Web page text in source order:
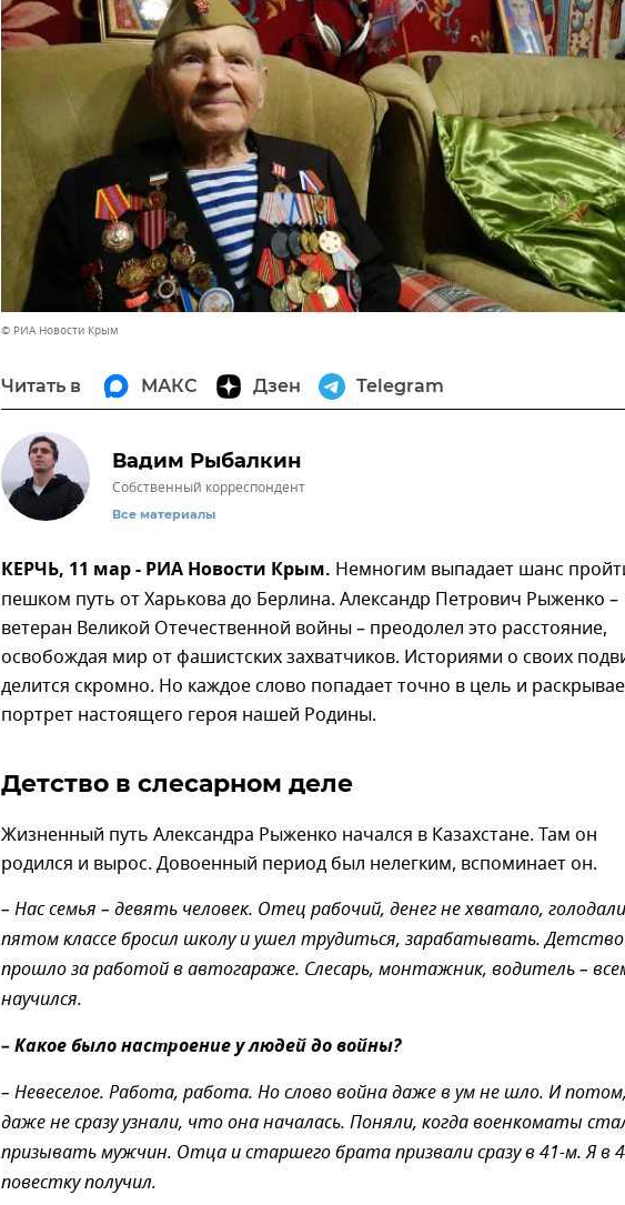
© РИА Новости Крым
Читать в МАКС Дзен Telegram
Вадим Рыбалкин
Собственный корреспондент
Все материалы
КЕРЧЬ, 11 мар - РИА Новости Крым. Немногим выпадает шанс
пешком путь от Харькова до Берлина. Александр Петрович Рыженко –
ветеран Великой Отечественной войны – преодолел это расстояние,
освобождая мир от фашистских захватчиков. Историями о своих
делится скромно. Но каждое слово попадает точно в цель и
портрет настоящего героя нашей Родины.
Детство в слесарном деле
Жизненный путь Александра Рыженко начался в Казахстане. Там он
родился и вырос. Довоенный период был нелегким, вспоминает он.
– Нас семья – девять человек. Отец рабочий, денег не хватало,
пятом классе бросил школу и ушел трудиться, зарабатывать. Детство
прошло за работой в автогараже. Слесарь, монтажник, водитель –
научился.
– Какое было настроение у людей до войны?
– Невеселое. Работа, работа. Но слово война даже в ум не шло. И
даже не сразу узнали, что она началась. Поняли, когда военкоматы
призывать мужчин. Отца и старшего брата призвали сразу в 41-м. Я в
повестку получил.